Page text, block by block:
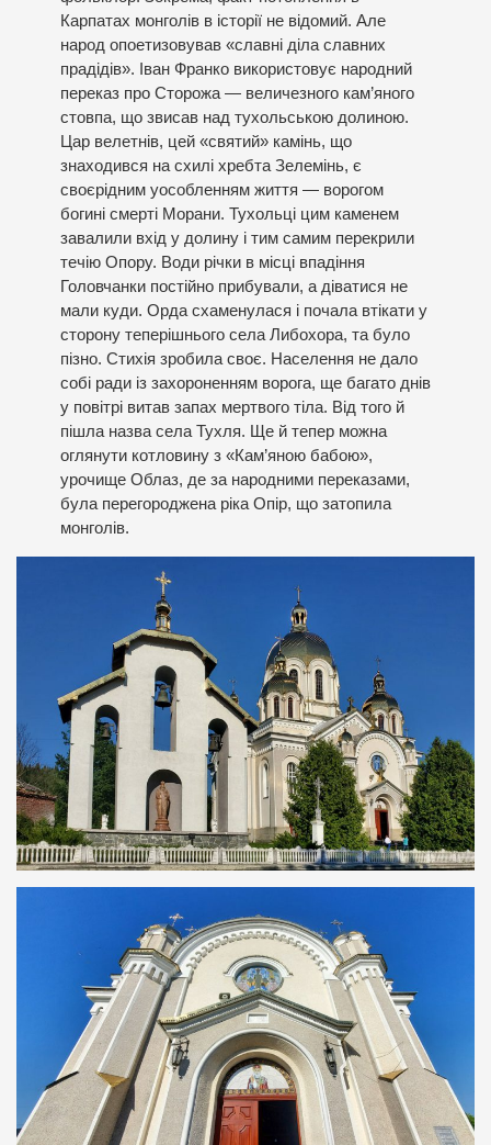
Карпатах монголів в історії не відомий. Але
народ опоетизовував «славні діла славних
прадідів». Іван Франко використовує народний
переказ про Сторожа — величезного кам’яного
стовпа, що звисав над тухольською долиною.
Цар велетнів, цей «святий» камінь, що
знаходився на схилі хребта Зелемінь, є
своєрідним уособленням життя — ворогом
богині смерті Морани. Тухольці цим каменем
завалили вхід у долину і тим самим перекрили
течію Опору. Води річки в місці впадіння
Головчанки постійно прибували, а діватися не
мали куди. Орда схаменулася і почала втікати у
сторону теперішнього села Либохора, та було
пізно. Стихія зробила своє. Населення не дало
собі ради із захороненням ворога, ще багато днів
у повітрі витав запах мертвого тіла. Від того й
пішла назва села Тухля. Ще й тепер можна
оглянути котловину з «Кам’яною бабою»,
урочище Облаз, де за народними переказами,
була перегороджена ріка Опір, що затопила
монголів.